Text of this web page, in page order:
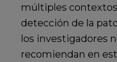
múltiples contextos
detección de la
los investigadores
recomiendan en